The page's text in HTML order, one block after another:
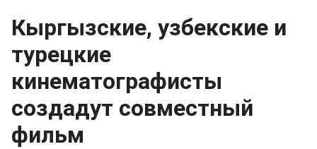
Кыргызские, узбекские и
турецкие
кинематографисты
создадут совместный
фильм